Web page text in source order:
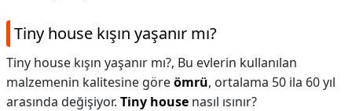
Tiny house kışın yaşanır mı?
Tiny house kışın yaşanır mı?, Bu evlerin kullanılan
malzemenin kalitesine göreömrü, ortalama 50 ila 60 yıl
arasında değişiyor. Tiny house nasıl ısınır?